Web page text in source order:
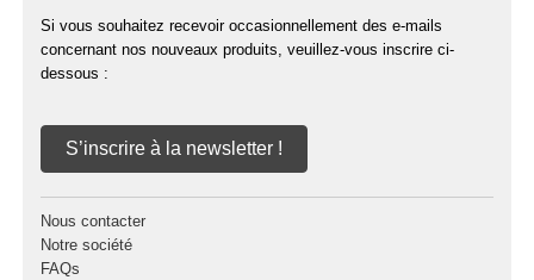
Si vous souhaitez recevoir occasionnellement des e-mails
concernant nos nouveaux produits, veuillez-vous inscrire ci-
dessous :
S’inscrire à la newsletter !
Nous contacter
Notre société
FAQs